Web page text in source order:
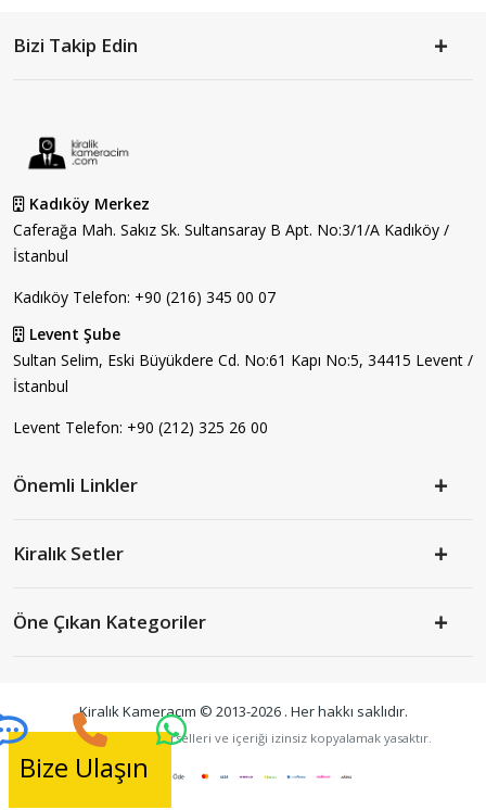
Bizi Takip Edin
Kadıköy Merkez
Caferağa Mah. Sakız Sk. Sultansaray B Apt. No:3/1/A Kadıköy /
İstanbul
Kadıköy Telefon: +90 (216) 345 00 07
Levent Şube
Sultan Selim, Eski Büyükdere Cd. No:61 Kapı No:5, 34415 Levent /
İstanbul
Levent Telefon: +90 (212) 325 26 00
Önemli Linkler
Kiralık Setler
Öne Çıkan Kategoriler
Kiralık Kameracım © 2013-2026 . Her hakkı saklıdır.
Sitede kullanılan görselleri ve içeriği izinsiz kopyalamak yasaktır.
Bize Ulaşın